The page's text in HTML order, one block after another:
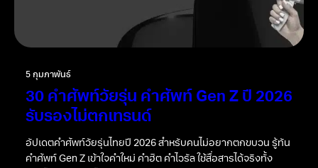
5 กุมภาพันธ์
30 คำศัพท์วัยรุ่น คำศัพท์ Gen Z ปี 2026
รับรองไม่ตกเทรนด์
อัปเดตคำศัพท์วัยรุ่นไทยปี 2026 สำหรับคนไม่อยากตกขบวน รู้ทัน
คำศัพท์ Gen Z เข้าใจคำใหม่ คำฮิต คำไวรัล ใช้สื่อสารได้จริงทั้ง